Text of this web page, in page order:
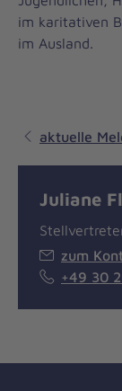
im karitativen
im Ausland.
aktuelle
Juliane
zum
+49 30